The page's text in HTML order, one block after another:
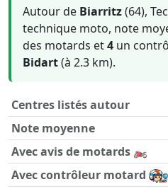
Autour de Biarritz(64),
technique moto, note
des motards et4 un
Bidart(à 2.3 km).
Centres listés autour
Note moyenne
Avec avis de motards 🏍️
Avec contrôleur motard